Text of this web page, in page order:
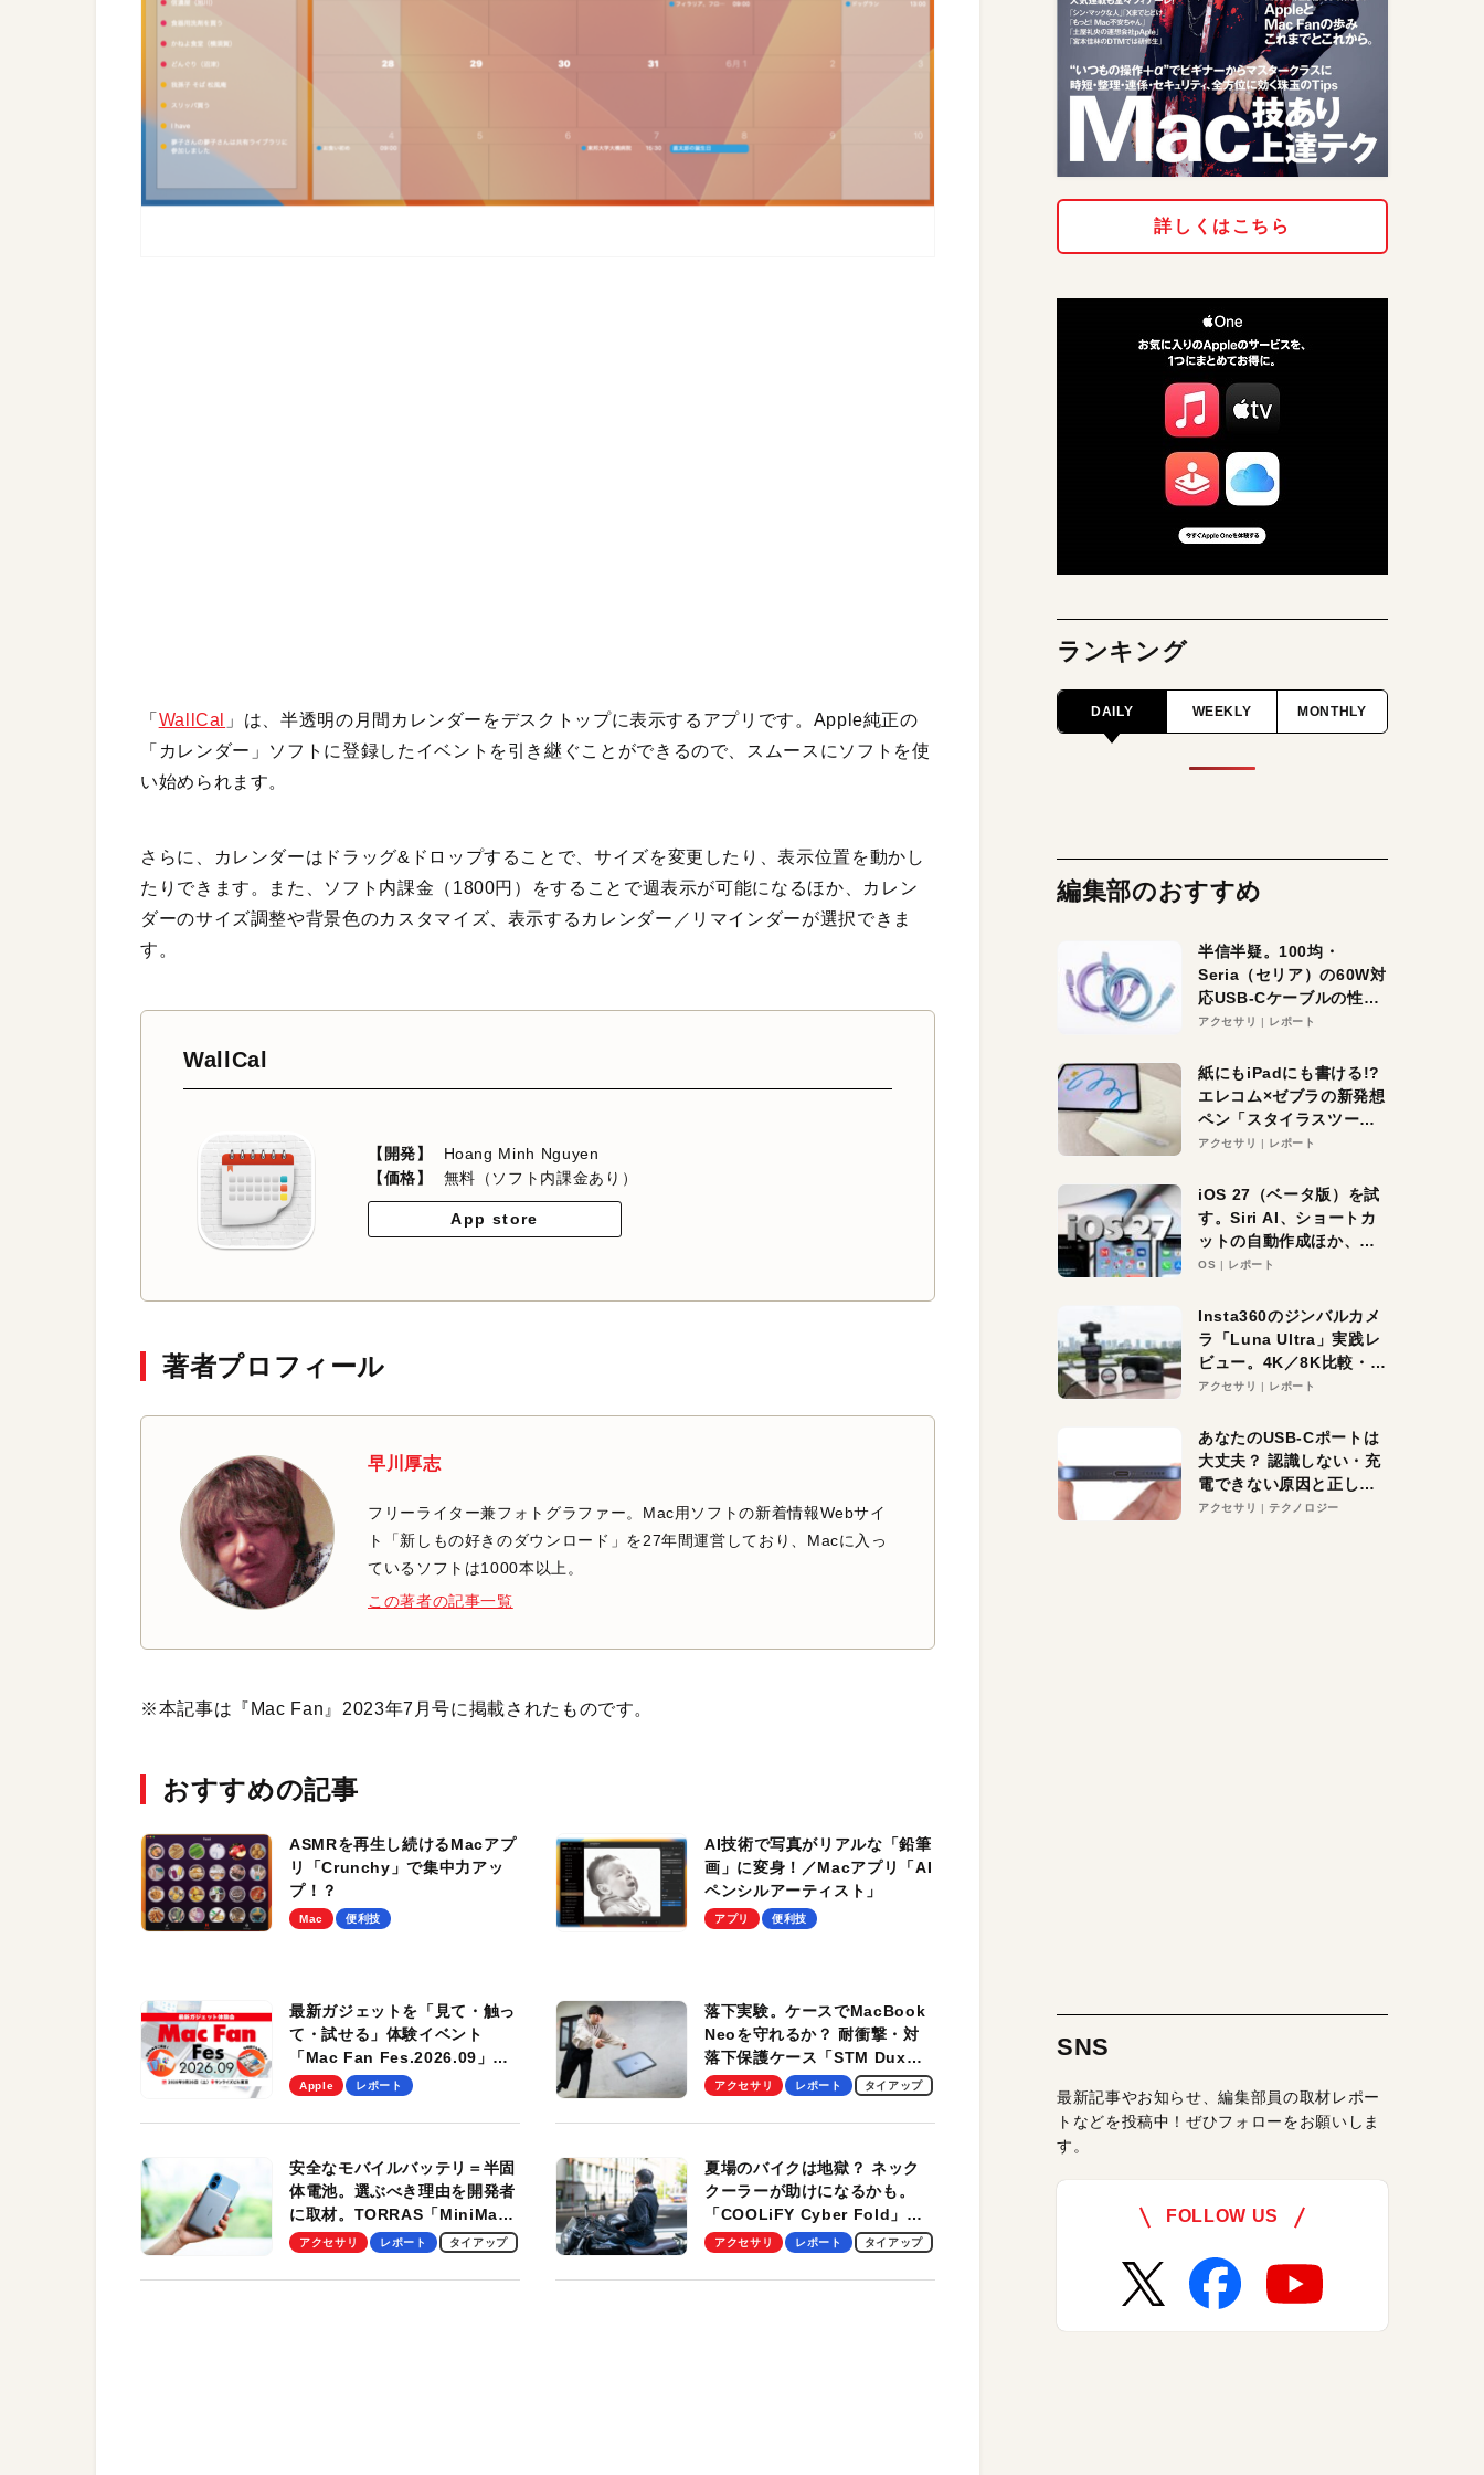
「 WallCal
」は、半透明の月間カレンダーをデスクトップに表示するアプリです。Apple純正の
「カレンダー」ソフトに登録したイベントを引き継ぐことができるので、スムースにソフトを使
い始められます。
さらに、カレンダーはドラッグ&ドロップすることで、サイズを変更したり、表示位置を動かし
たりできます。また、ソフト内課金（1800円）をすることで週表示が可能になるほか、カレン
ダーのサイズ調整や背景色のカスタマイズ、表示するカレンダー／リマインダーが選択できま
す。
WallCal
【開発】
Hoang Minh Nguyen
【価格】
無料（ソフト内課金あり）
App store
著者プロフィール
早川厚志
フリーライター兼フォトグラファー。Mac用ソフトの新着情報Webサイ
ト「新しもの好きのダウンロード」を27年間運営しており、Macに入っ
ているソフトは1000本以上。
この著者の記事一覧
※本記事は『Mac Fan』2023年7月号に掲載されたものです。
おすすめの記事
ASMRを再生し続けるMacアプ
リ「Crunchy」で集中力アッ
プ！？
Mac 便利技
AI技術で写真がリアルな「鉛筆
画」に変身！／Macアプリ「AI
ペンシルアーティスト」
アプリ 便利技
最新ガジェットを「見て・触っ
て・試せる」体験イベント
「Mac Fan Fes.2026.09」
を、9月26日（土）に開催しま
Apple レポート
落下実験。ケースでMacBook
Neoを守れるか？ 耐衝撃・対
落下保護ケース「STM Dux
Ultra」を検証。学生、ビジネ
適！
アクセサリ レポート タイアップ
安全なモバイルバッテリ＝半固
体電池。選ぶべき理由を開発者
に取材。TORRAS「MiniMag
Pro」の実機レビューも
アクセサリ レポート タイアップ
夏場のバイクは地獄？ ネック
クーラーが助けになるかも。
「COOLiFY Cyber Fold」レ
ビュー。冷却の速さ、密着する
性がグッド！
アクセサリ レポート タイアップ
詳しくはこちら
ランキング
DAILY WEEKLY MONTHLY
編集部のおすすめ
半信半疑。100均・
Seria（セリア）の60W対
応USB-Cケーブルの性能
を検証。超コスパの1本を
アクセサリ レポート
紙にもiPadにも書ける!?
エレコム×ゼブラの新発想
ペン「スタイラスツーウ
ェイ」レビュー。持ち替
アクセサリ レポート
iOS 27（ベータ版）を試
す。Siri AI、ショートカ
ットの自動作成ほか、期
待大の便利機能5選。
る未来はすぐそこ！
OS レポート
Insta360のジンバルカメ
ラ「Luna Ultra」実践レ
ビュー。4K／8K比較・ズ
ーム・夜間撮影をチェッ
アクセサリ レポート
あなたのUSB-Cポートは
大丈夫？ 認識しない・充
電できない原因と正しい
対策
アクセサリ テクノロジー
SNS
最新記事やお知らせ、編集部員の取材レポー
トなどを投稿中！ぜひフォローをお願いしま
す。
FOLLOW US